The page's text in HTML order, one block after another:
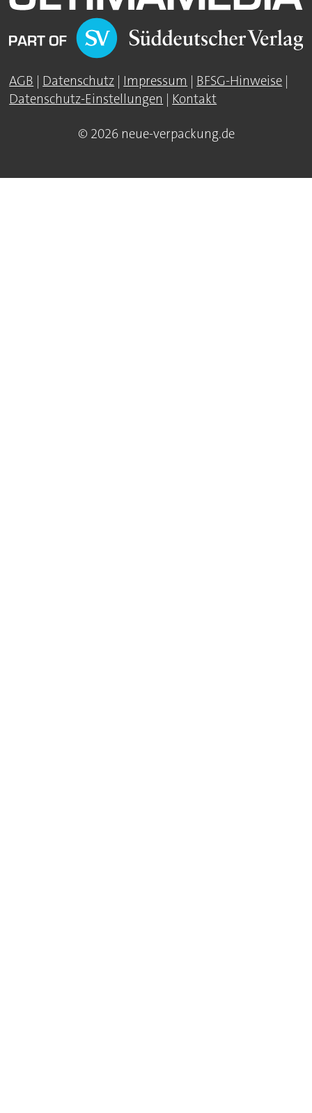
AGB | Datenschutz | Impressum | BFSG-Hinweise |
Datenschutz-Einstellungen | Kontakt
© 2026 neue-verpackung.de